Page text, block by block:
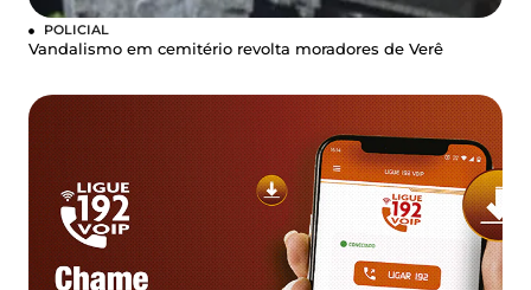
POLICIAL
Vandalismo em cemitério revolta moradores de Verê